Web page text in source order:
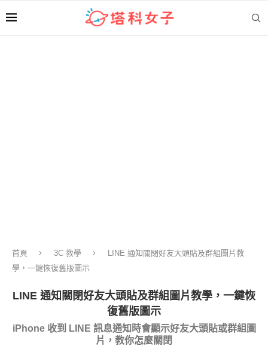
首頁 3C 教學
LINE 通知關閉好友大頭貼及群組圖片教
學，一鍵恢復舊版圖示
LINE 通知關閉好友大頭貼及群組圖片教學，一鍵恢
復舊版圖示
iPhone 收到 LINE 訊息通知時會顯示好友大頭貼或群組圖
片，教你怎麼關閉